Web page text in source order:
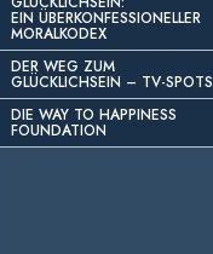
EIN ÜBERKONFESSIONELLER
MORALKODEX
DER WEG ZUM
GLÜCKLICHSEIN – TV-SPOTS
DIE WAY TO HAPPINESS
FOUNDATION